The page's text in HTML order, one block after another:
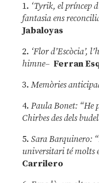
1. ‘Tyrik, el príncep
fantasia ens
Jabaloyas
2. ‘Flor d’Escòcia’,
himne– Ferran
3. Memòries
4. Paula Bonet: “He
Chirbes des dels
5. Sara Barquinero:
universitari té molts
Carrilero